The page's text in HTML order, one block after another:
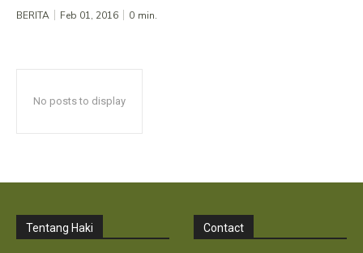
BERITA Feb 01, 2016 0 min.
No posts to display
Tentang Haki Contact